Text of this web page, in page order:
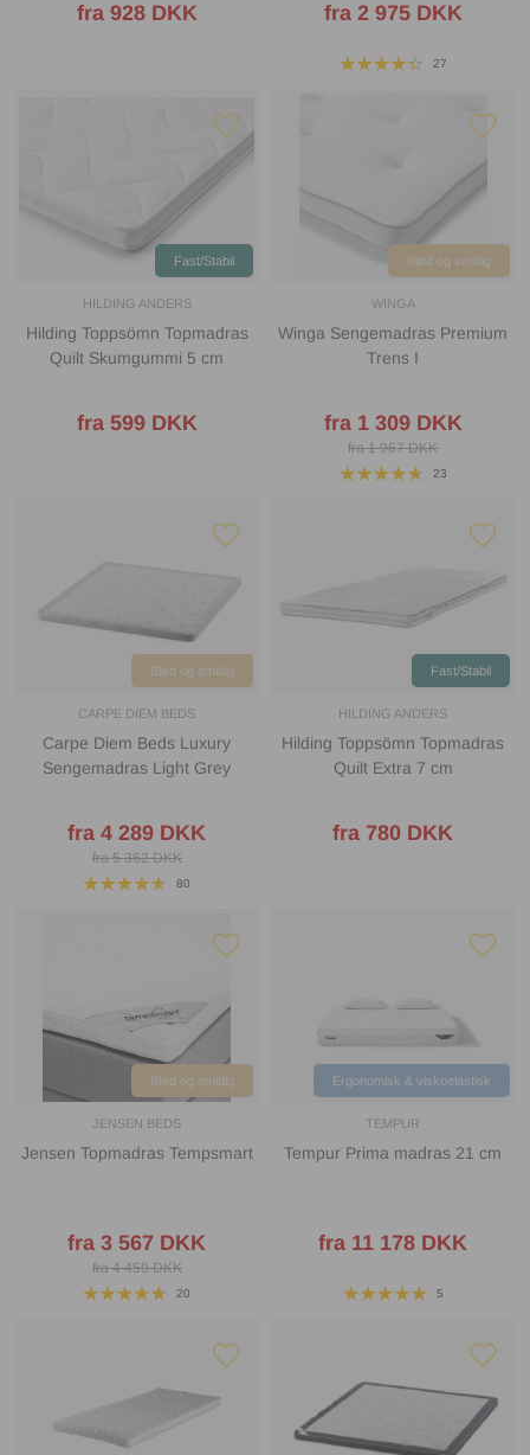
fra 928 DKK fra 2 975 DKK
27
Fast/Stabil
HILDING ANDERS
Hilding Toppsömn Topmadras
Quilt Skumgummi 5 cm
fra 599 DKK
Blød og smidig
WINGA
Winga Sengemadras Premium
Trens I
fra 1 309 DKK
fra 1 967 DKK
23
Blød og smidig
CARPE DIEM BEDS
Carpe Diem Beds Luxury
Sengemadras Light Grey
fra 4 289 DKK
fra 5 362 DKK
80
Fast/Stabil
HILDING ANDERS
Hilding Toppsömn Topmadras
Quilt Extra 7 cm
fra 780 DKK
Blød og smidig
JENSEN BEDS
Jensen Topmadras Tempsmart
fra 3 567 DKK
fra 4 459 DKK
20
Ergonomisk & viskoelastisk
TEMPUR
Tempur Prima madras 21 cm
fra 11 178 DKK
5